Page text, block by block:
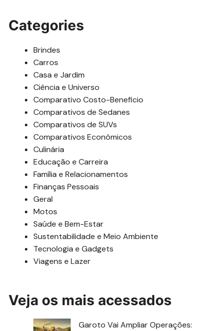
Categories
Brindes
Carros
Casa e Jardim
Ciência e Universo
Comparativo Costo-Beneficio
Comparativos de Sedanes
Comparativos de SUVs
Comparativos Econômicos
Culinária
Educação e Carreira
Família e Relacionamentos
Finanças Pessoais
Geral
Motos
Saúde e Bem-Estar
Sustentabilidade e Meio Ambiente
Tecnologia e Gadgets
Viagens e Lazer
Veja os mais acessados
Garoto Vai Ampliar Operações: